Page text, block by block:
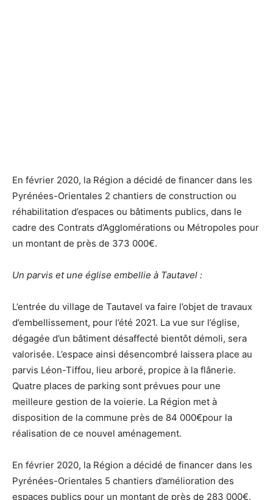
En février 2020, la Région a décidé de financer dans les
Pyrénées-Orientales 2 chantiers de construction ou
réhabilitation d’espaces ou bâtiments publics, dans le
cadre des Contrats d’Agglomérations ou Métropoles pour
un montant de près de 373 000€.
Un parvis et une église embellie à Tautavel :
L’entrée du village de Tautavel va faire l’objet de travaux
d’embellissement, pour l’été 2021. La vue sur l’église,
dégagée d’un bâtiment désaffecté bientôt démoli, sera
valorisée. L’espace ainsi désencombré laissera place au
parvis Léon-Tiffou, lieu arboré, propice à la flânerie.
Quatre places de parking sont prévues pour une
meilleure gestion de la voierie. La Région met à
disposition de la commune près de 84 000€pour la
réalisation de ce nouvel aménagement.
En février 2020, la Région a décidé de financer dans les
Pyrénées-Orientales 5 chantiers d’amélioration des
espaces publics pour un montant de près de 283 000€.